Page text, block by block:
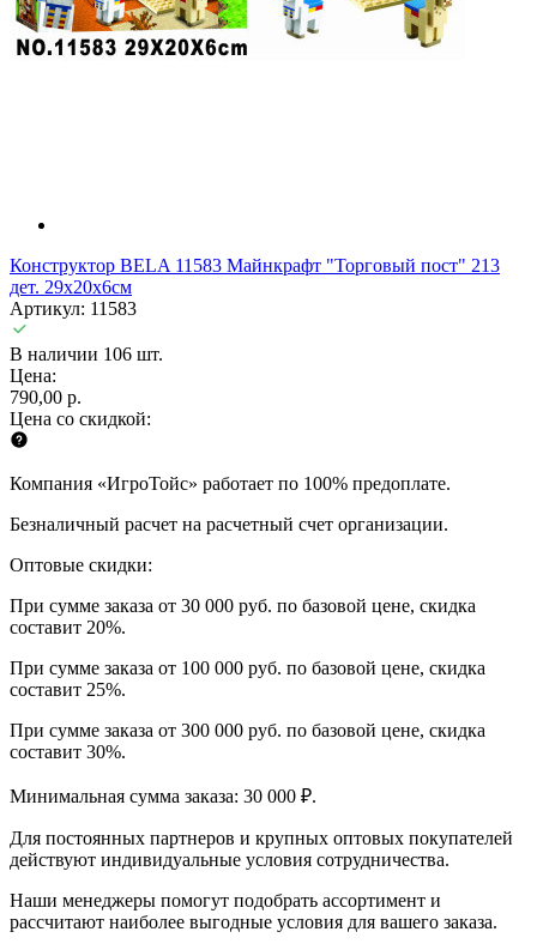
Конструктор BELA 11583 Майнкрафт "Торговый пост" 213
дет. 29х20х6см
Артикул: 11583
В наличии 106 шт.
Цена:
790,00 р.
Цена со скидкой:
Компания «ИгроТойс» работает по 100% предоплате.
Безналичный расчет на расчетный счет организации.
Оптовые скидки:
При сумме заказа от 30 000 руб. по базовой цене, скидка
составит 20%.
При сумме заказа от 100 000 руб. по базовой цене, скидка
составит 25%.
При сумме заказа от 300 000 руб. по базовой цене, скидка
составит 30%.
Минимальная сумма заказа: 30 000 ₽.
Для постоянных партнеров и крупных оптовых покупателей
действуют индивидуальные условия сотрудничества.
Наши менеджеры помогут подобрать ассортимент и
рассчитают наиболее выгодные условия для вашего заказа.